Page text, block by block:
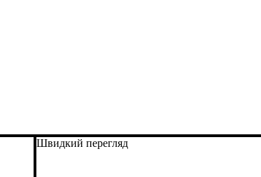
Швидкий перегляд